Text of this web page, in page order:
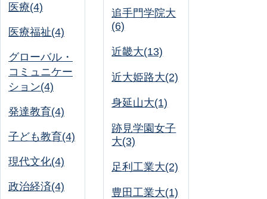
医療(4)
医療福祉(4)
グローバル・
コミュニケー
ション(4)
発達教育(4)
子ども教育(4)
現代文化(4)
政治経済(4)
追手門学院大
(6)
近畿大(13)
近大姫路大(2)
身延山大(1)
跡見学園女子
大(3)
足利工業大(2)
豊田工業大(1)